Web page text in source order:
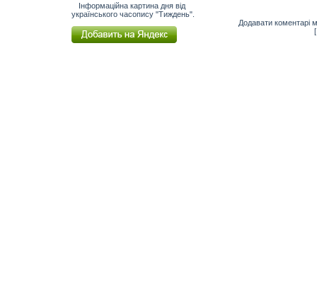
Інформаційна картина дня від
українського часопису "Тиждень".
Додавати коментарі